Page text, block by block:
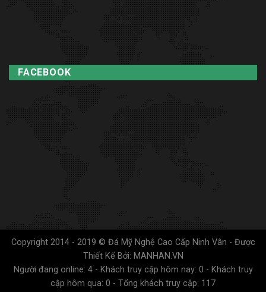
FACEBOOK
Copyright 2014 - 2019 © Đá Mỹ Nghệ Cao Cấp Ninh Vân - Được
Thiết Kế Bởi: MANHAN.VN
Người đang online: 4 - Khách truy cập hôm nay: 0 - Khách truy
cập hôm qua: 0 - Tổng khách truy cập: 117